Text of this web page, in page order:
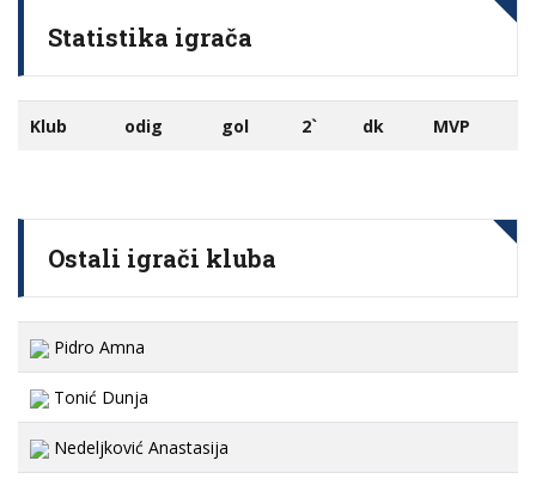
Statistika igrača
Klub odig gol 2` dk MVP
Ostali igrači kluba
Pidro Amna
Tonić Dunja
Nedeljković Anastasija